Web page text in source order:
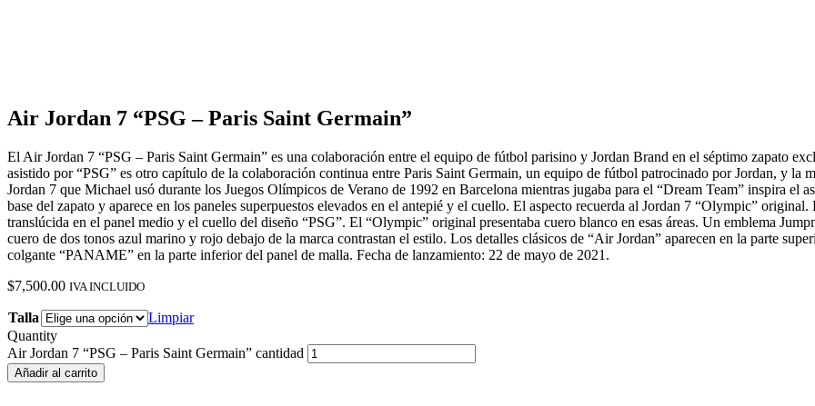
Air Jordan 7 “PSG – Paris Saint Germain”
El Air Jordan 7 “PSG – Paris Saint Germain” es una colaboración entre el equipo de fútbol parisino y Jordan Brand en el séptimo zapato
asistido por “PSG” es otro capítulo de la colaboración continua entre Paris Saint Germain, un equipo de fútbol patrocinado por Jordan, y la
Jordan 7 que Michael usó durante los Juegos Olímpicos de Verano de 1992 en Barcelona mientras jugaba para el “Dream Team” inspira el
base del zapato y aparece en los paneles superpuestos elevados en el antepié y el cuello. El aspecto recuerda al Jordan 7 “Olympic”
translúcida en el panel medio y el cuello del diseño “PSG”. El “Olympic” original presentaba cuero blanco en esas áreas. Un emblema
cuero de dos tonos azul marino y rojo debajo de la marca contrastan el estilo. Los detalles clásicos de “Air Jordan” aparecen en la parte
colgante “PANAME” en la parte inferior del panel de malla. Fecha de lanzamiento: 22 de mayo de 2021.
$7,500.00 IVA INCLUIDO
Talla
Limpiar
Quantity
Air Jordan 7 “PSG – Paris Saint Germain” cantidad
Añadir al carrito